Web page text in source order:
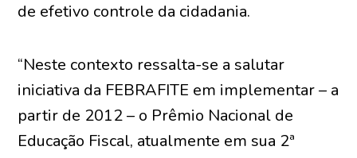
de efetivo controle da cidadania.
“Neste contexto ressalta-se a salutar
iniciativa da FEBRAFITE em implementar – a
partir de 2012 – o Prêmio Nacional de
Educação Fiscal, atualmente em sua 2ª